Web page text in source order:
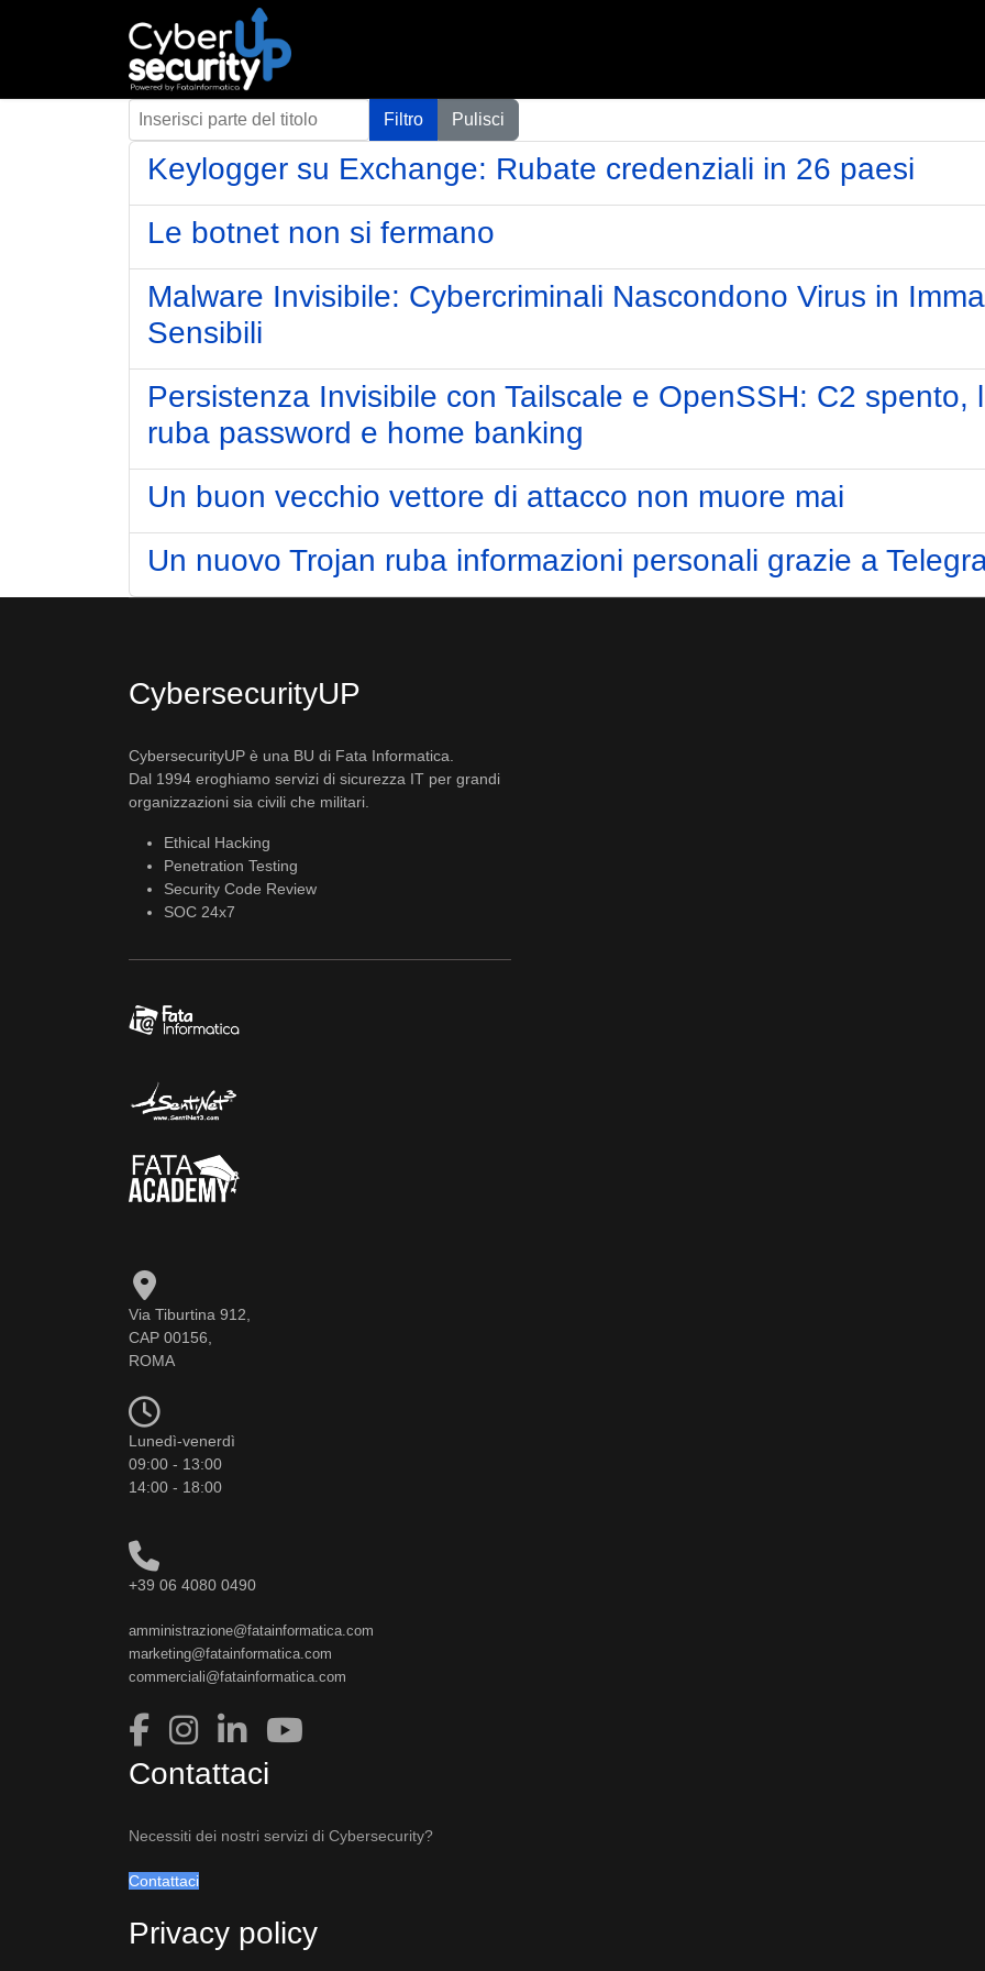
Inserisci parte del titolo Filtro Pulisci
Keylogger su Exchange: Rubate credenziali in 26 paesi
Le botnet non si fermano
Malware Invisibile: Cybercriminali Nascondono Virus in
Sensibili
Persistenza Invisibile con Tailscale e OpenSSH: C2 spento,
ruba password e home banking
Un buon vecchio vettore di attacco non muore mai
Un nuovo Trojan ruba informazioni personali grazie a
CybersecurityUP
CybersecurityUP è una BU di Fata Informatica.
Dal 1994 eroghiamo servizi di sicurezza IT per grandi
organizzazioni sia civili che militari.
Ethical Hacking
Penetration Testing
Security Code Review
SOC 24x7
Via Tiburtina 912,
CAP 00156,
ROMA
Lunedì-venerdì
09:00 - 13:00
14:00 - 18:00
+39 06 4080 0490
amministrazione@fatainformatica.com
marketing@fatainformatica.com
commerciali@fatainformatica.com
Contattaci
Necessiti dei nostri servizi di Cybersecurity?
Contattaci
Privacy policy